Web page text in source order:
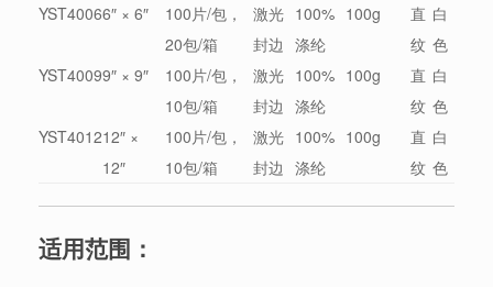
YST40066″ × 6″
100片/包，
20包/箱
激光
封边
100%
涤纶
100g
直
纹
白
色
YST40099″ × 9″
100片/包，
10包/箱
激光
封边
100%
涤纶
100g
直
纹
白
色
YST401212″ ×
12″
100片/包，
10包/箱
激光
封边
100%
涤纶
100g
直
纹
白
色
适用范围：